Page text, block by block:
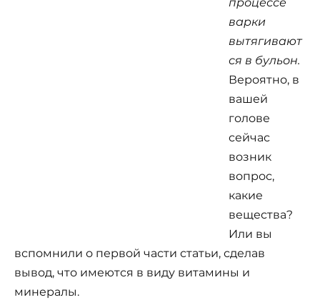
процессе
варки
вытягивают
ся в бульон.
Вероятно, в
вашей
голове
сейчас
возник
вопрос,
какие
вещества?
Или вы
вспомнили о первой части статьи, сделав
вывод, что имеются в виду витамины и
минералы.